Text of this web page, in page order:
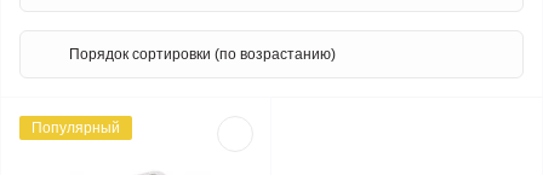
Популярный